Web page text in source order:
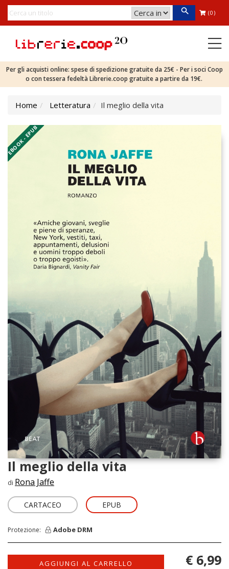
(0)
Per gli acquisti online: spese di spedizione gratuite da 25€ - Per i soci Coop
o con tessera fedeltà Librerie.coop gratuite a partire da 19€.
Home Letteratura Il meglio della vita
EBOOK - EPUB
Il meglio della vita
di Rona Jaffe
CARTACEO EPUB
Protezione: Adobe DRM
AGGIUNGI AL CARRELLO € 6,99